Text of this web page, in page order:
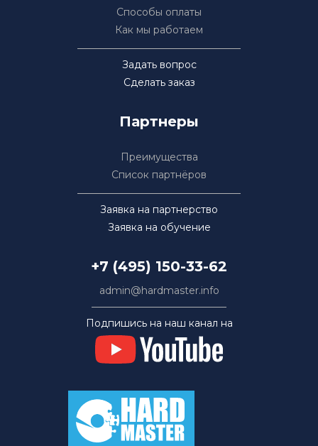
Способы оплаты
Как мы работаем
Задать вопрос
Сделать заказ
Партнеры
Преимущества
Список партнёров
Заявка на партнерство
Заявка на обучение
+7 (495) 150-33-62
admin@hardmaster.info
Подпишись на наш канал на